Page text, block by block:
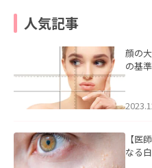
人気記事
顔の
の基
【医
なる